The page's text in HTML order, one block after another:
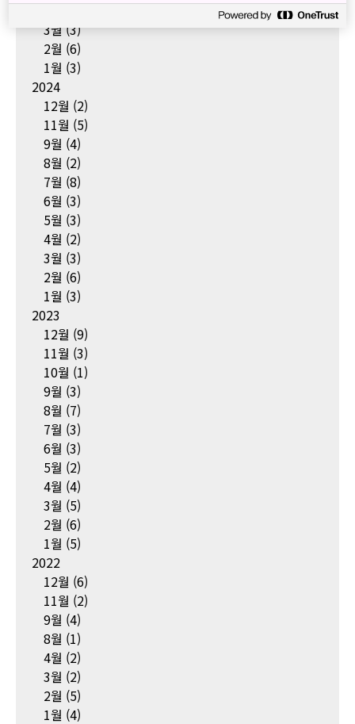
4월(2)
3월(3)
2월 (6)
1월 (3)
2024
12월 (2)
11월 (5)
9월 (4)
8월 (2)
7월 (8)
6월 (3)
5월 (3)
4월 (2)
3월 (3)
2월 (6)
1월 (3)
2023
12월 (9)
11월 (3)
10월 (1)
9월 (3)
8월 (7)
7월 (3)
6월 (3)
5월 (2)
4월 (4)
3월 (5)
2월 (6)
1월 (5)
2022
12월 (6)
11월 (2)
9월 (4)
8월 (1)
4월 (2)
3월 (2)
2월 (5)
1월 (4)